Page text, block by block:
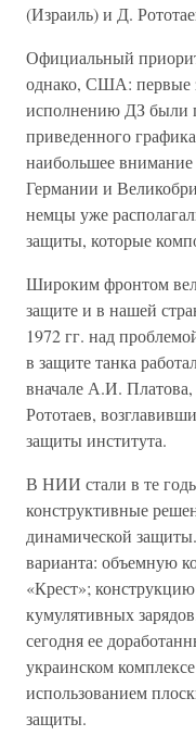
(Израиль) и Д.
Официальный
однако, США: первые
исполнению ДЗ были
приведенного
наибольшее внимание
Германии и
немцы уже
защиты, которые
Широким фронтом
защите и в нашей
1972 гг. над
в защите танка
вначале А.И. Платова,
Рототаев,
защиты института.
В НИИ стали в те
конструктивные
динамической
варианта: объемную
«Крест»;
кумулятивных
сегодня ее
украинском
использованием
защиты.